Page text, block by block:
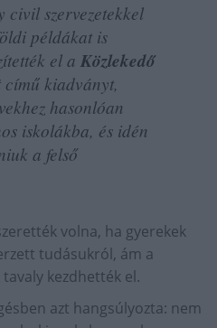
civil szervezetekkel
példákat is
el a Közlekedő
című kiadványt,
hasonlóan
iskolákba, és idén
a felső
volna, ha gyerekek
tudásukról, ám a
kezdhették el.
azt hangsúlyozta: nem